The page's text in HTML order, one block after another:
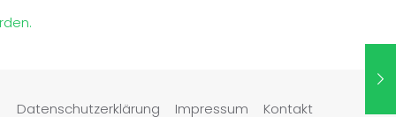
Datenschutzerklärung Impressum Kontakt